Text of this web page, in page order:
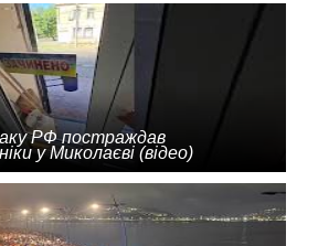
РФ постраждав
у Миколаєві (відео)